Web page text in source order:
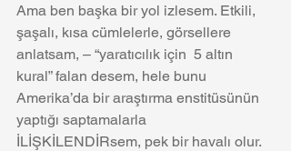
Ama ben başka bir yol izlesem. Etkili,
şaşalı, kısa cümlelerle, görsellere
anlatsam, – “yaratıcılık için  5 altın
kural” falan desem, hele bunu
Amerika’da bir araştırma enstitüsünün
yaptığı saptamalarla
İLİŞKİLENDİRsem, pek bir havalı olur.